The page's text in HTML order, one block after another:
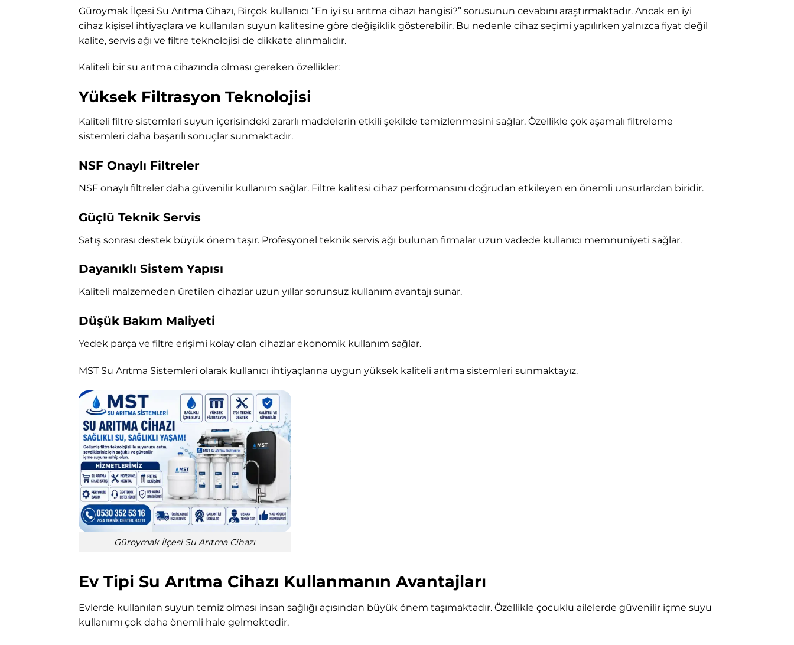
Güroymak İlçesi Su Arıtma Cihazı, Birçok kullanıcı “En iyi su arıtma cihazı hangisi?” sorusunun cevabını araştırmaktadır. Ancak en iyi
cihaz kişisel ihtiyaçlara ve kullanılan suyun kalitesine göre değişiklik gösterebilir. Bu nedenle cihaz seçimi yapılırken yalnızca fiyat değil
kalite, servis ağı ve filtre teknolojisi de dikkate alınmalıdır.
Kaliteli bir su arıtma cihazında olması gereken özellikler:
Yüksek Filtrasyon Teknolojisi
Kaliteli filtre sistemleri suyun içerisindeki zararlı maddelerin etkili şekilde temizlenmesini sağlar. Özellikle çok aşamalı filtreleme
sistemleri daha başarılı sonuçlar sunmaktadır.
NSF Onaylı Filtreler
NSF onaylı filtreler daha güvenilir kullanım sağlar. Filtre kalitesi cihaz performansını doğrudan etkileyen en önemli unsurlardan biridir.
Güçlü Teknik Servis
Satış sonrası destek büyük önem taşır. Profesyonel teknik servis ağı bulunan firmalar uzun vadede kullanıcı memnuniyeti sağlar.
Dayanıklı Sistem Yapısı
Kaliteli malzemeden üretilen cihazlar uzun yıllar sorunsuz kullanım avantajı sunar.
Düşük Bakım Maliyeti
Yedek parça ve filtre erişimi kolay olan cihazlar ekonomik kullanım sağlar.
MST Su Arıtma Sistemleri olarak kullanıcı ihtiyaçlarına uygun yüksek kaliteli arıtma sistemleri sunmaktayız.
Güroymak İlçesi Su Arıtma Cihazı
Ev Tipi Su Arıtma Cihazı Kullanmanın Avantajları
Evlerde kullanılan suyun temiz olması insan sağlığı açısından büyük önem taşımaktadır. Özellikle çocuklu ailelerde güvenilir içme suyu
kullanımı çok daha önemli hale gelmektedir.